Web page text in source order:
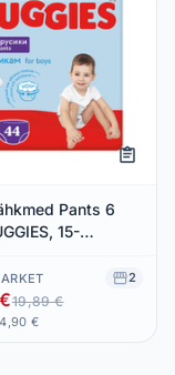
Pants 6
15-
2
19,89 €
€